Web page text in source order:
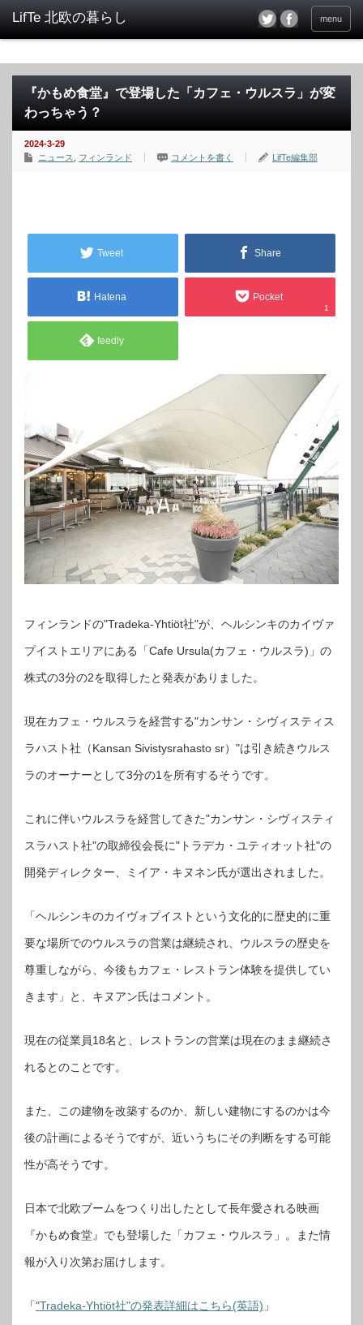
menu
『かもめ食堂』で登場した「カフェ・ウルスラ」が変
わっちゃう？
2024-3-29
ニュース
フィンランド コメントを書く LifTe編集部
Tweet Share
Hatena Pocket
1
feedly
フィンランドの"Tradeka-Yhtiöt社"が、ヘルシンキのカイヴァ
プイストエリアにある「Cafe Ursula(カフェ・ウルスラ)」の
株式の3分の2を取得したと発表がありました。
現在カフェ・ウルスラを経営する"カンサン・シヴィスティス
ラハスト社（Kansan Sivistysrahasto sr）"は引き続きウルス
ラのオーナーとして3分の1を所有するそうです。
これに伴いウルスラを経営してきた"カンサン・シヴィスティ
スラハスト社"の取締役会長に"トラデカ・ユティオット社"の
開発ディレクター、ミイア・キヌネン氏が選出されました。
「ヘルシンキのカイヴォプイストという文化的に歴史的に重
要な場所でのウルスラの営業は継続され、ウルスラの歴史を
尊重しながら、今後もカフェ・レストラン体験を提供してい
きます」と、キヌアン氏はコメント。
現在の従業員18名と、レストランの営業は現在のまま継続さ
れるとのことです。
また、この建物を改築するのか、新しい建物にするのかは今
後の計画によるそうですが、近いうちにその判断をする可能
性が高そうです。
日本で北欧ブームをつくり出したとして長年愛される映画
『かもめ食堂』でも登場した「カフェ・ウルスラ」。また情
報が入り次第お届けします。
「"Tradeka-Yhtiöt社"の発表詳細はこちら(英語) 」